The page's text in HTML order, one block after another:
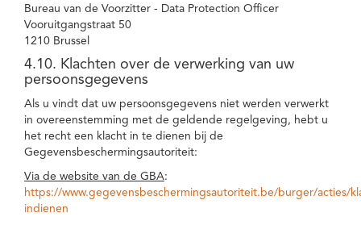
Bureau van de Voorzitter - Data Protection Officer
Vooruitgangstraat 50
1210 Brussel
4.10. Klachten over de verwerking van uw
persoonsgegevens
Als u vindt dat uw persoonsgegevens niet werden verwerkt
in overeenstemming met de geldende regelgeving, hebt u
het recht een klacht in te dienen bij de
Gegevensbeschermingsautoriteit:
Via de website van de GBA:
https://www.gegevensbeschermingsautoriteit.be/burger/acties/
indienen